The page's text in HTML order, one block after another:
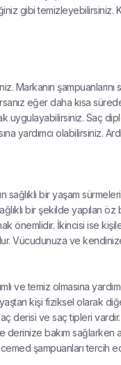
gibi
Markanın
eğer daha kısa
uygulayabilirsiniz. Saç
yardımcı olabilirsiniz.
sağlıklı bir yaşam
bir şekilde yapılan öz
önemlidir. İkincisi ise
Vücudunuza ve
ve temiz olmasına
kişi fiziksel olarak
derisi ve saç tipleri
derinize bakım sağlarken
şampuanları tercih